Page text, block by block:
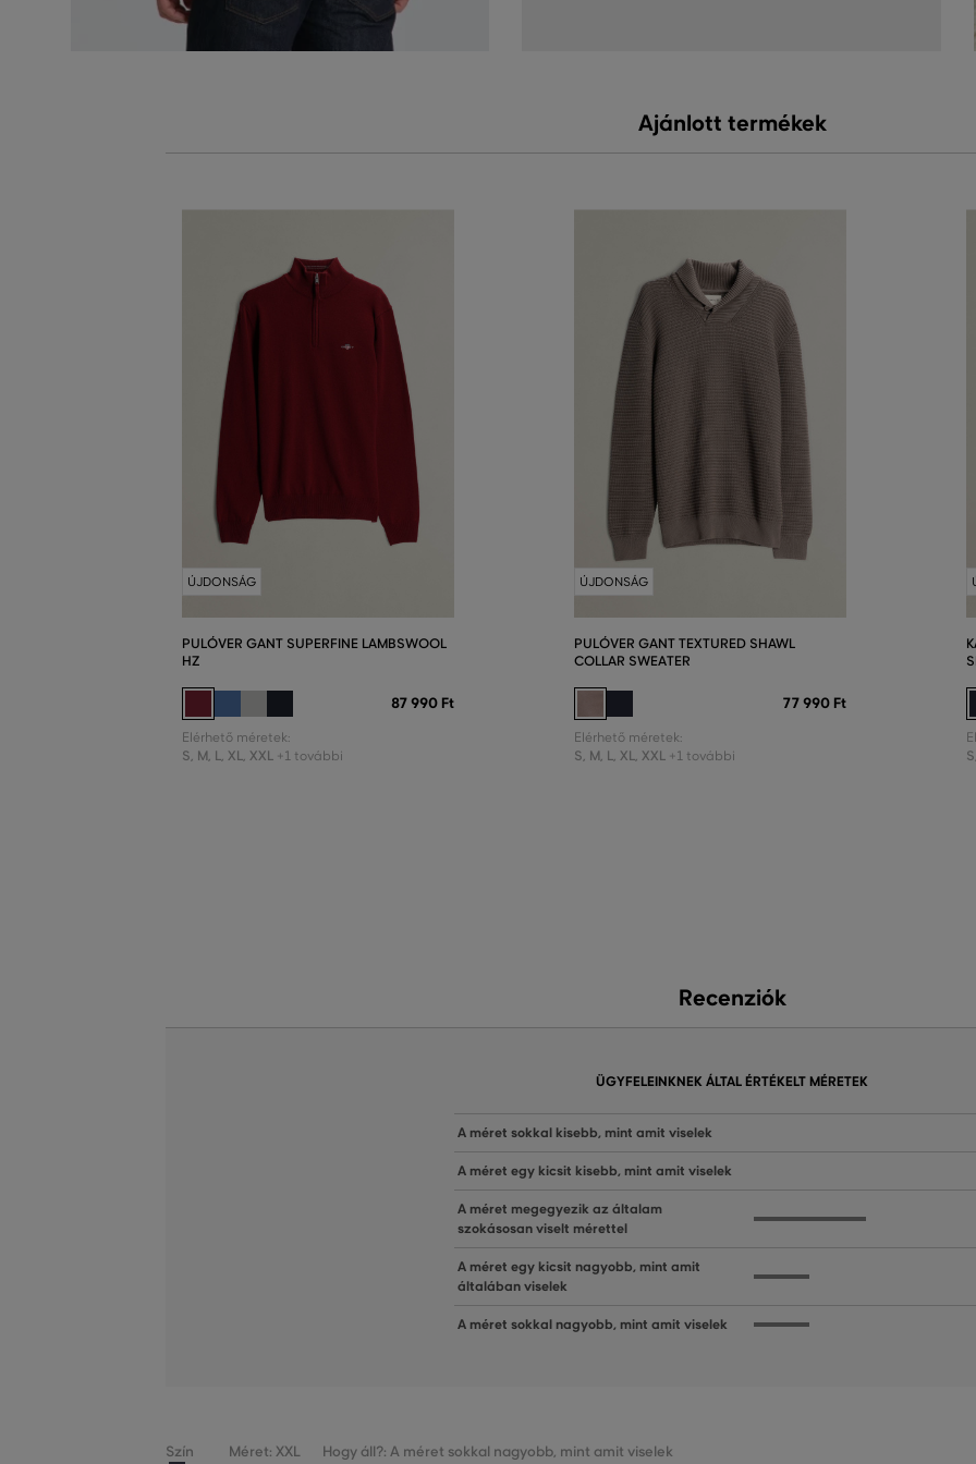
Ajánlott termékek
ÚJDONSÁG
PULÓVER GANT SUPERFINE LAMBSWOOL
HZ
87 990 Ft
Elérhető méretek:
S, M, L, XL, XXL +1 további
ÚJDONSÁG
PULÓVER GANT TEXTURED SHAWL
COLLAR SWEATER
77 990 Ft
Elérhető méretek:
S, M, L, XL, XXL +1 további S
Recenziók
ÜGYFELEINKNEK ÁLTAL ÉRTÉKELT MÉRETEK
A méret sokkal kisebb, mint amit viselek
A méret egy kicsit kisebb, mint amit viselek
A méret megegyezik az általam
szokásosan viselt mérettel
A méret egy kicsit nagyobb, mint amit
általában viselek
A méret sokkal nagyobb, mint amit viselek
Szín Méret: XXL Hogy áll?: A méret sokkal nagyobb, mint amit viselek